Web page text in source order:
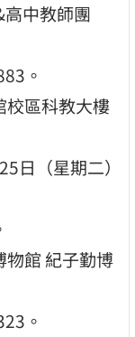
中教師團
。
校區科教大樓
日（星期二）
物館 紀子勤博
。